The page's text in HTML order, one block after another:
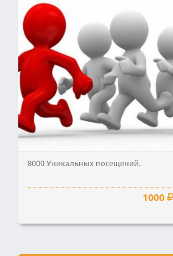
8000 Уникальных посещений.
1000